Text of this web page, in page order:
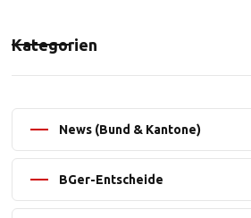
Kategorien
News (Bund & Kantone)
BGer-Entscheide